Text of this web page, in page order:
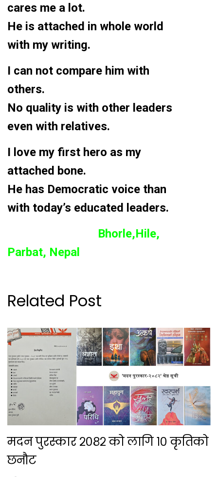
cares me a lot.
He is attached in whole world
with my writing.
I can not compare him with
others.
No quality is with other leaders
even with relatives.
I love my first hero as my
attached bone.
He has Democratic voice than
with today’s educated leaders.
Bhorle,Hile,
Parbat, Nepal
Related Post
मदन पुरस्कार २०८२ को लागि १० कृतिको
छनौट